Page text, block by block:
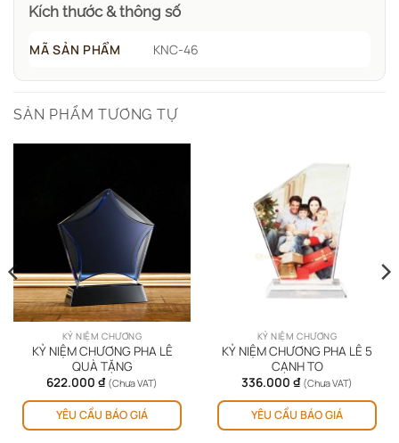
Kích thước & thông số
MÃ SẢN PHẨM KNC-46
SẢN PHẨM TƯƠNG TỰ
KỶ NIỆM CHƯƠNG
KỶ NIỆM CHƯƠNG PHA LÊ
QUÀ TẶNG
622.000 ₫ (Chưa VAT)
YÊU CẦU BÁO GIÁ
KỶ NIỆM CHƯƠNG
KỶ NIỆM CHƯƠNG PHA LÊ 5
CẠNH TO
336.000 ₫ (Chưa VAT)
YÊU CẦU BÁO GIÁ